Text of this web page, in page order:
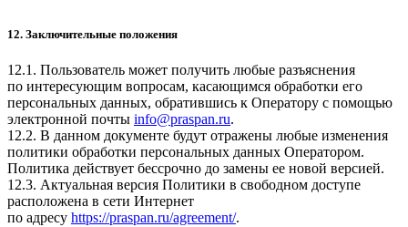
12. Заключительные положения
12.1. Пользователь может получить любые разъяснения
по интересующим вопросам, касающимся обработки его
персональных данных, обратившись к Оператору с помощью
электронной почты info@praspan.ru.
12.2. В данном документе будут отражены любые изменения
политики обработки персональных данных Оператором.
Политика действует бессрочно до замены ее новой версией.
12.3. Актуальная версия Политики в свободном доступе
расположена в сети Интернет
по адресу https://praspan.ru/agreement/.